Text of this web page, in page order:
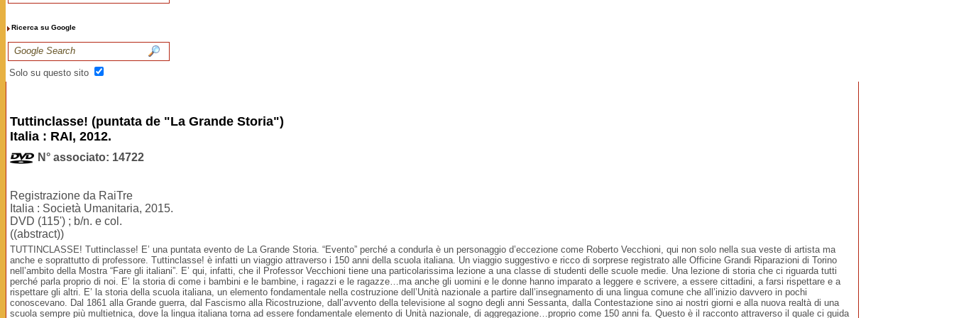
Ricerca su Google
Solo su questo sito
Tuttinclasse! (puntata de "La Grande Storia")
Italia : RAI, 2012.
N° associato: 14722
Registrazione da RaiTre
Italia : Società Umanitaria, 2015.
DVD (115') ; b/n. e col.
((abstract))
TUTTINCLASSE! Tuttinclasse! E’ una puntata evento de La Grande Storia. “Evento” perché a condurla è un personaggio d’eccezione come Roberto Vecchioni, qui non solo nella sua veste di artista ma
anche e soprattutto di professore. Tuttinclasse! è infatti un viaggio attraverso i 150 anni della scuola italiana. Un viaggio suggestivo e ricco di sorprese registrato alle Officine Grandi Riparazioni di Torino
nell’ambito della Mostra “Fare gli italiani”. E’ qui, infatti, che il Professor Vecchioni tiene una particolarissima lezione a una classe di studenti delle scuole medie. Una lezione di storia che ci riguarda tutti
perché parla proprio di noi. E’ la storia di come i bambini e le bambine, i ragazzi e le ragazze…ma anche gli uomini e le donne hanno imparato a leggere e scrivere, a essere cittadini, a farsi rispettare e a
rispettare gli altri. E’ la storia della scuola italiana, un elemento fondamentale nella costruzione dell’Unità nazionale a partire dall’insegnamento di una lingua comune che all’inizio davvero in pochi
conoscevano. Dal 1861 alla Grande guerra, dal Fascismo alla Ricostruzione, dall’avvento della televisione al sogno degli anni Sessanta, dalla Contestazione sino ai nostri giorni e alla nuova realtà di una
scuola sempre più multietnica, dove la lingua italiana torna ad essere fondamentale elemento di Unità nazionale, di aggregazione…proprio come 150 anni fa. Questo è il racconto attraverso il quale ci guida